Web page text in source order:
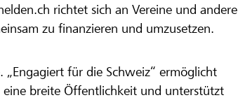
richtet sich an Vereine und andere
zu finanzieren und umzusetzen.
für die Schweiz“ ermöglicht
breite Öffentlichkeit und unterstützt